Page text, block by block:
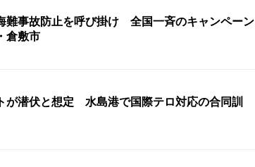
難事故防止を呼び掛け 全国一斉のキャンペーン
倉敷市
が潜伏と想定 水島港で国際テロ対応の合同訓